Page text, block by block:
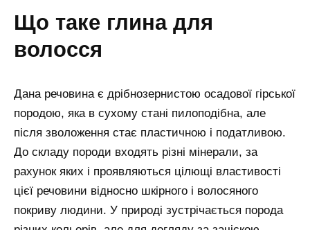
що таке глина для
волосся
Дана речовина є дрібнозернистою осадової гірської
породою, яка в сухому стані пилоподібна, але
після зволоження стає пластичною і податливою.
До складу породи входять різні мінерали, за
рахунок яких і проявляються цілющі властивості
цієї речовини відносно шкірного і волосяного
покриву людини. У природі зустрічається порода